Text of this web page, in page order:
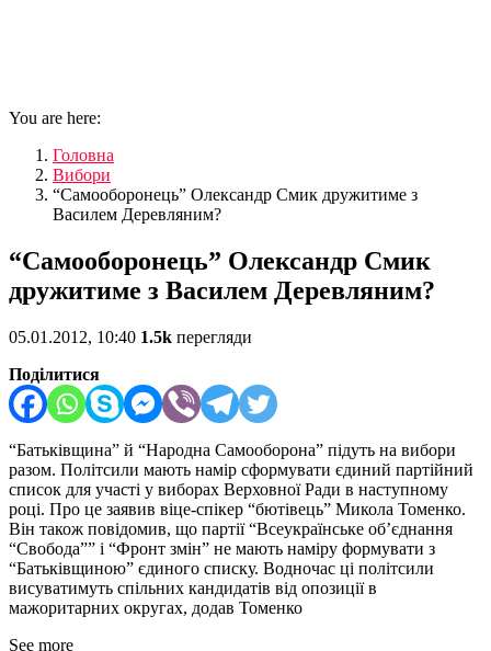
You are here:
Головна
Вибори
“Самооборонець” Олександр Смик дружитиме з
Василем Деревляним?
“Самооборонець” Олександр Смик
дружитиме з Василем Деревляним?
05.01.2012, 10:40 1.5k перегляди
Поділитися
“Батьківщина” й “Народна Самооборона” підуть на вибори
разом. Політсили мають намір сформувати єдиний партійний
список для участі у виборах Верховної Ради в наступному
році. Про це заявив віце-спікер “бютівець” Микола Томенко.
Він також повідомив, що партії “Всеукраїнське об’єднання
“Свобода”” і “Фронт змін” не мають наміру формувати з
“Батьківщиною” єдиного списку. Водночас ці політсили
висуватимуть спільних кандидатів від опозиції в
мажоритарних округах, додав Томенко
See more